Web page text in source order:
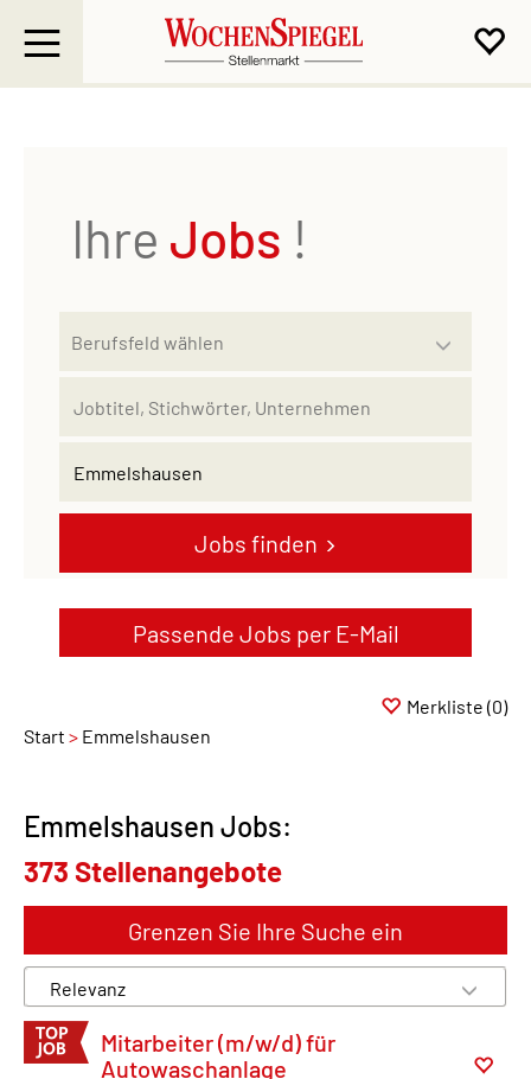
Passende Jobs per E-Mail
Ihre Jobs !
Jobs finden
Start Emmelshausen
Merkliste (0)
Emmelshausen Jobs:
373 Stellenangebote
Grenzen Sie Ihre Suche ein
Mitarbeiter (m/w/d) für
Autowaschanlage